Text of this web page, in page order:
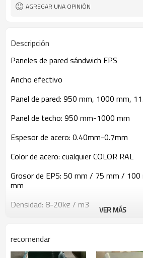
AGREGAR UNA OPINIÓN
Descripción
Paneles de pared sándwich EPS
Ancho efectivo
Panel de pared: 950 mm, 1000 mm,
Panel de techo: 950 mm-1000 mm
Espesor de acero: 0.40mm-0.7mm
Color de acero: cualquier COLOR RAL
Grosor de EPS: 50 mm / 75 mm /
mm
Densidad: 8-20kg / m3
VER MÁS
recomendar